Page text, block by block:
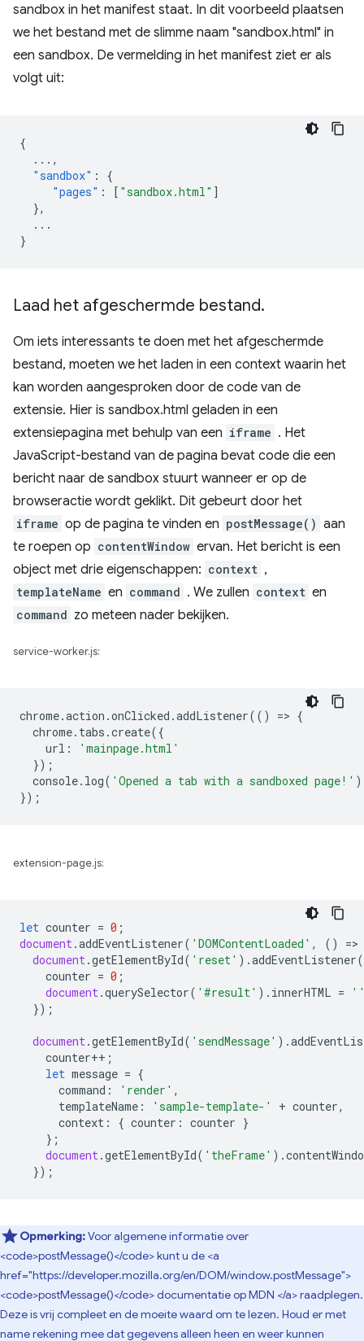
sandbox in het manifest staat. In dit voorbeeld plaatsen
we het bestand met de slimme naam "sandbox.html" in
een sandbox. De vermelding in het manifest ziet er als
volgt uit:
{
... ,
"sandbox" :
{
"pages" : [ "sandbox.html" ]
},
...
}
Laad het afgeschermde bestand.
Om iets interessants te doen met het afgeschermde
bestand, moeten we het laden in een context waarin het
kan worden aangesproken door de code van de
extensie. Hier is sandbox.html geladen in een
extensiepagina met behulp van een iframe . Het
JavaScript-bestand van de pagina bevat code die een
bericht naar de sandbox stuurt wanneer er op de
browseractie wordt geklikt. Dit gebeurt door het
iframe op de pagina te vinden en postMessage() aan
te roepen op contentWindow ervan. Het bericht is een
object met drie eigenschappen: context ,
templateName en command . We zullen context en
command zo meteen nader bekijken.
service-worker.js:
chrome.action .onClicked .addListener(() => {
chrome. tabs .create({
url :
'mainpage.html'
});
console. log( 'Opened a tab with a sandboxed page!'
});
extension-page.js:
let counter = 0 ;
document.addEventListener( 'DOMContentLoaded' , () =>
document.getElementById( 'reset' ).addEventListener(
counter = 0 ;
document.querySelector( '#result' ). innerHTML =
});
document.getElementById( 'sendMessage' ).
counter++ ;
let message = {
command : 'render' ,
templateName : 'sample-template-' + counter,
context : { counter : counter }
};
document.getElementById( 'theFrame' ).
});
Opmerking:Voor algemene informatie over
<code>postMessage()</code> kunt u de <a
href="https://developer.mozilla.org/en/DOM/window.postMessage">
<code>postMessage()</code> documentatie op MDN </a> raadplegen.
Deze is vrij compleet en de moeite waard om te lezen. Houd er met
name rekening mee dat gegevens alleen heen en weer kunnen